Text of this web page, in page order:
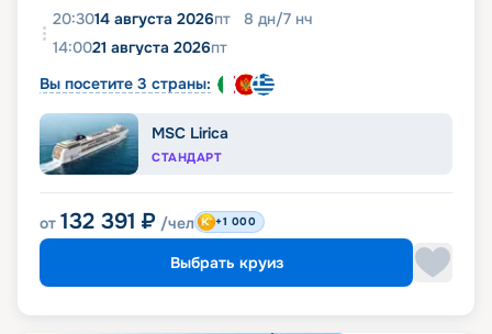
20:3014 августа 2026пт 8 дн/7 нч
14:0021 августа 2026пт
Вы посетите 3 страны:
MSC Lirica
СТАНДАРТ
от 132 391 ₽ /чел +1 000
Выбрать круиз